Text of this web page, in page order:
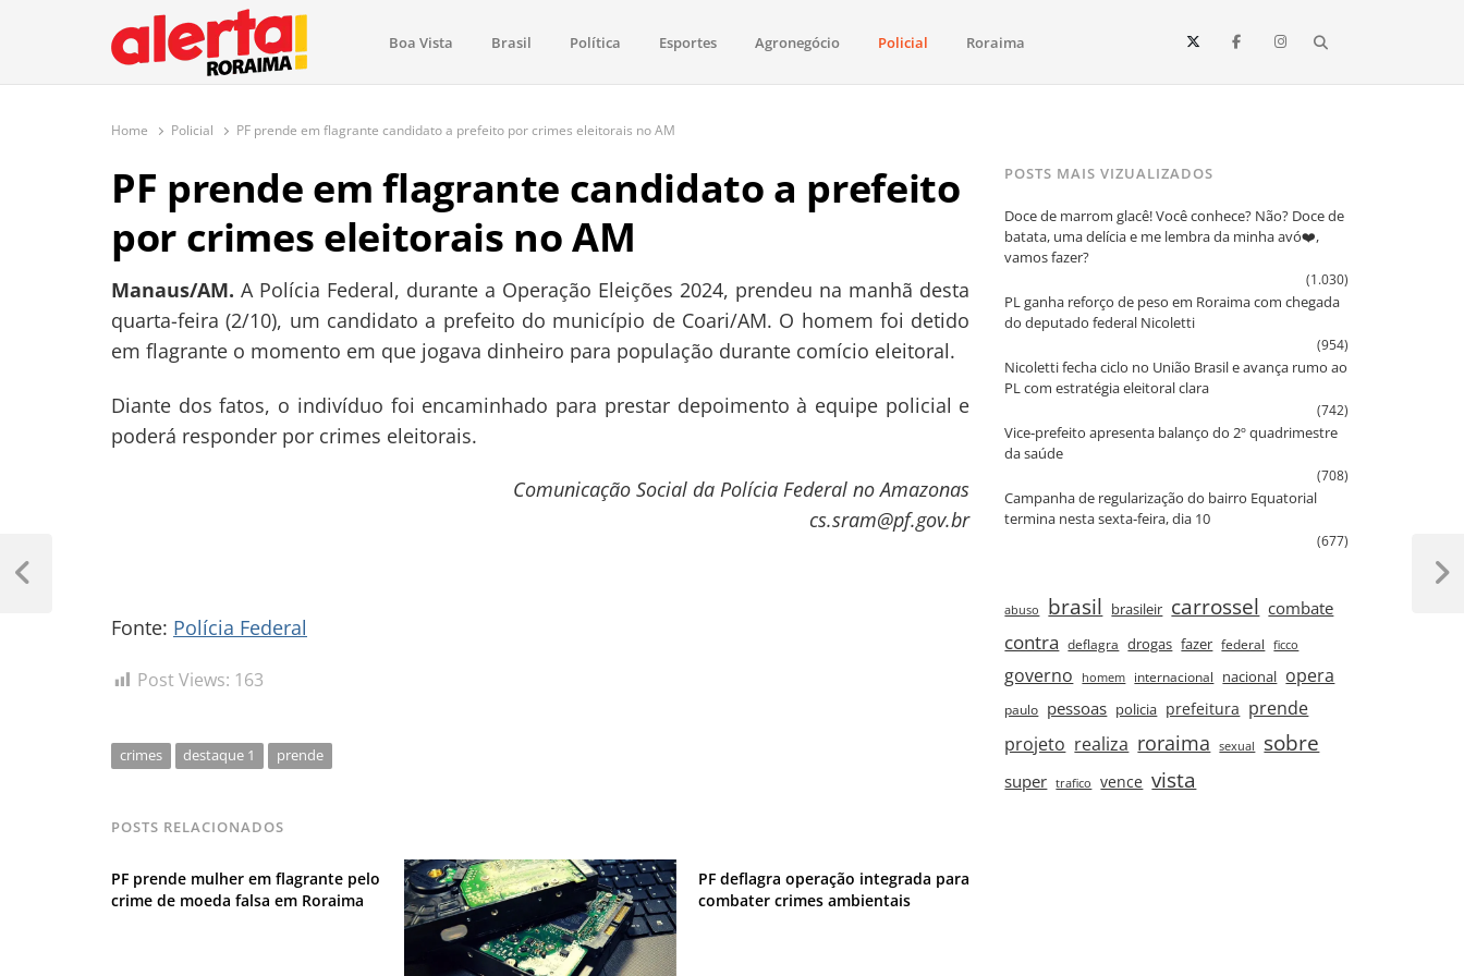
O maior portal de notícias de Roraima
O Alerta Roraima é seu portal de notícias completo sobre política, saúde, esportes, economia e os principais acontecimentos de Boa Vista e todo o estado de Roraima. Fique sempre informado
Boa Vista Brasil Política Esportes Agronegócio Policial Roraima
Home Policial PF prende em flagrante candidato a prefeito por crimes eleitorais no AM
PF prende em flagrante candidato a prefeito
por crimes eleitorais no AM
Manaus/AM. A Polícia Federal, durante a Operação Eleições 2024, prendeu na manhã desta
quarta-feira (2/10), um candidato a prefeito do município de Coari/AM. O homem foi detido
em flagrante o momento em que jogava dinheiro para população durante comício eleitoral.
Diante dos fatos, o indivíduo foi encaminhado para prestar depoimento à equipe policial e
poderá responder por crimes eleitorais.
Comunicação Social da Polícia Federal no Amazonas
cs.sram@pf.gov.br
Fonte: Polícia Federal
Post Views: 163
crimes destaque 1 prende
POSTS RELACIONADOS
PF prende mulher em flagrante pelo
crime de moeda falsa em Roraima
PF deflagra operação integrada para
combater crimes ambientais
Navegação
de
Previous
Next
POSTS MAIS VIZUALIZADOS
Doce de marrom glacê! Você conhece? Não? Doce de
batata, uma delícia e me lembra da minha avó❤️,
vamos fazer?
(1.030)
PL ganha reforço de peso em Roraima com chegada
do deputado federal Nicoletti
(954)
Nicoletti fecha ciclo no União Brasil e avança rumo ao
PL com estratégia eleitoral clara
(742)
Vice‑prefeito apresenta balanço do 2º quadrimestre
da saúde
(708)
Campanha de regularização do bairro Equatorial
termina nesta sexta‑feira, dia 10
(677)
abuso brasil brasileir carrossel combate
contra deflagra drogas fazer federal ficco
governo homem internacional nacional opera
paulo pessoas policia prefeitura prende
projeto realiza roraima sexual sobre
super trafico vence vista